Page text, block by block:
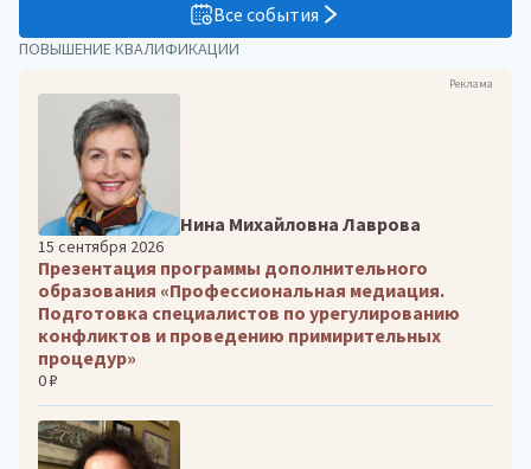
ПОВЫШЕНИЕ КВАЛИФИКАЦИИ
Реклама
Нина Михайловна Лаврова
15 сентября 2026
Презентация программы дополнительного
образования «Профессиональная медиация.
Подготовка специалистов по урегулированию
конфликтов и проведению примирительных
процедур»
0 ₽
Все события